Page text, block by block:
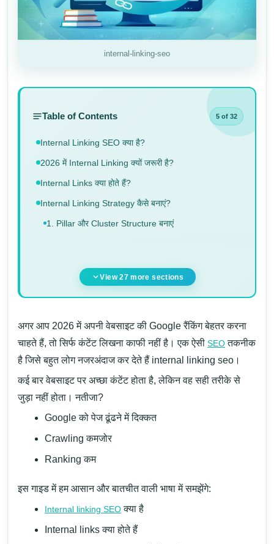
internal-linking-seo
Table of Contents 5 of 32
Internal Linking SEO क्या है?
2026 में Internal Linking क्यों जरूरी है?
Internal Links क्या होते हैं?
Internal Linking Strategy कैसे बनाएं?
1. Pillar और Cluster Structure बनाएं
View 27 more sections
अगर आप 2026 में अपनी वेबसाइट की Google रैंकिंग बेहतर करना
चाहते हैं, तो सिर्फ कंटेंट लिखना काफी नहीं है। एक ऐसी SEOतकनीक
है जिसे बहुत लोग नजरअंदाज कर देते हैं internal linking seo।
कई बार वेबसाइट पर अच्छा कंटेंट होता है, लेकिन वह सही तरीके से
जुड़ा नहीं होता। नतीजा?
Google को पेज ढूंढने में दिक्कत
Crawling कमजोर
Ranking कम
इस गाइड में हम आसान और बातचीत वाली भाषा में समझेंगे:
Internal linking SEOक्या है
Internal links क्या होते हैं